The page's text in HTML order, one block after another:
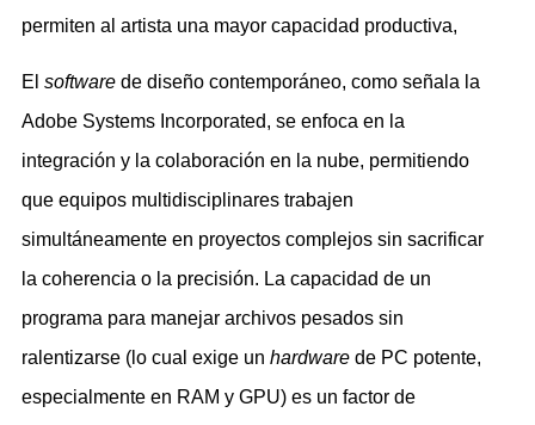
permiten al artista una mayor capacidad productiva,
El softwarede diseño contemporáneo, como señala la
Adobe Systems Incorporated, se enfoca en la
integración y la colaboración en la nube, permitiendo
que equipos multidisciplinares trabajen
simultáneamente en proyectos complejos sin sacrificar
la coherencia o la precisión. La capacidad de un
programa para manejar archivos pesados sin
ralentizarse (lo cual exige un hardwarede PC potente,
especialmente en RAM y GPU) es un factor de